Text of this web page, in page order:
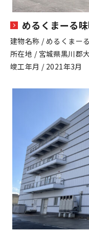
めるくまーる
建物名称 / めるくまー
所在地 / 宮城県黒川郡
竣工年月 / 2021年3月